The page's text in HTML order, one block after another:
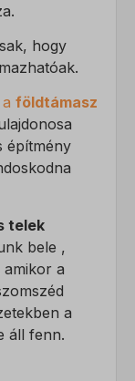
hogy
földtámasz
építmény
telek
bele ,
a
a
áll fenn.